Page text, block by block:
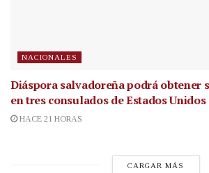
NACIONALES
Diáspora salvadoreña podrá obtener
en tres consulados de Estados Unidos
HACE 21 HORAS
CARGAR MÁS